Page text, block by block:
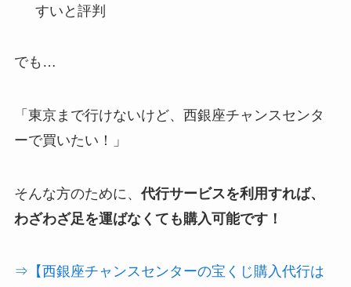
すいと評判
でも…
「東京まで行けないけど、西銀座チャンスセンタ
ーで買いたい！」
そんな方のために、 代行サービスを利用すれば、
わざわざ足を運ばなくても購入可能です！
⇒【西銀座チャンスセンターの宝くじ購入代行は